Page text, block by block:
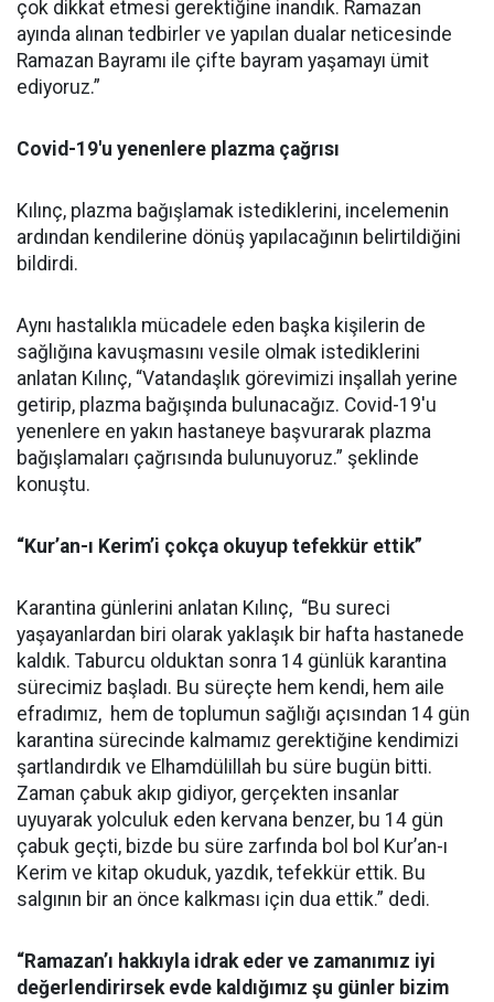
çok dikkat etmesi gerektiğine inandık. Ramazan
ayında alınan tedbirler ve yapılan dualar neticesinde
Ramazan Bayramı ile çifte bayram yaşamayı ümit
ediyoruz.”
Covid-19'u yenenlere plazma çağrısı
Kılınç, plazma bağışlamak istediklerini, incelemenin
ardından kendilerine dönüş yapılacağının belirtildiğini
bildirdi.
Aynı hastalıkla mücadele eden başka kişilerin de
sağlığına kavuşmasını vesile olmak istediklerini
anlatan Kılınç, “Vatandaşlık görevimizi inşallah yerine
getirip, plazma bağışında bulunacağız. Covid-19'u
yenenlere en yakın hastaneye başvurarak plazma
bağışlamaları çağrısında bulunuyoruz.” şeklinde
konuştu.
“Kur’an-ı Kerim’i çokça okuyup tefekkür ettik”
Karantina günlerini anlatan Kılınç, “Bu sureci
yaşayanlardan biri olarak yaklaşık bir hafta hastanede
kaldık. Taburcu olduktan sonra 14 günlük karantina
sürecimiz başladı. Bu süreçte hem kendi, hem aile
efradımız, hem de toplumun sağlığı açısından 14 gün
karantina sürecinde kalmamız gerektiğine kendimizi
şartlandırdık ve Elhamdülillah bu süre bugün bitti.
Zaman çabuk akıp gidiyor, gerçekten insanlar
uyuyarak yolculuk eden kervana benzer, bu 14 gün
çabuk geçti, bizde bu süre zarfında bol bol Kur’an-ı
Kerim ve kitap okuduk, yazdık, tefekkür ettik. Bu
salgının bir an önce kalkması için dua ettik.” dedi.
“Ramazan’ı hakkıyla idrak eder ve zamanımız iyi
değerlendirirsek evde kaldığımız şu günler bizim